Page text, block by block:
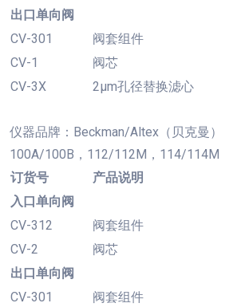
出口单向阀
CV-301
阀套组件
CV-1
阀芯
CV-3X
2µm孔径替换滤心
仪器品牌： Beckman/Altex（贝克曼）
100A/100B，112/112M，114/114M
订货号
产品说明
入口单向阀
CV-312
阀套组件
CV-2
阀芯
出口单向阀
CV-301
阀套组件